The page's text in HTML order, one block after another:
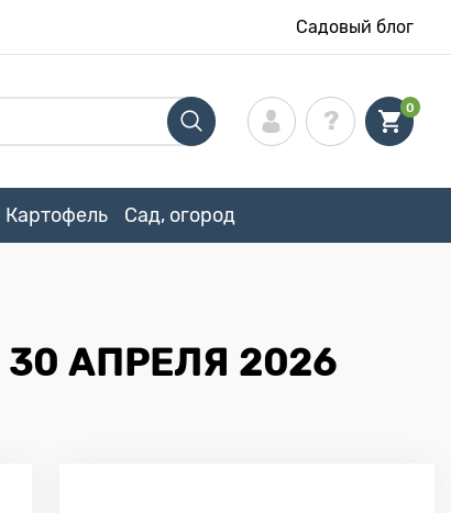
Садовый блог
0
Картофель Сад, огород
АПРЕЛЯ 2026